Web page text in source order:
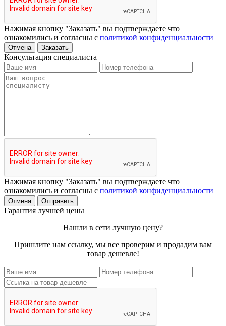
Нажимая кнопку "Заказать" вы подтверждаете что
ознакомились и согласны с политикой конфиденциальности
Отмена Заказать
Консультация специалиста
Нажимая кнопку "Заказать" вы подтверждаете что
ознакомились и согласны с политикой конфиденциальности
Отмена Отправить
Гарантия лучшей цены
Нашли в сети лучшую цену?
Пришлите нам ссылку, мы все проверим и продадим вам
товар дешевле!